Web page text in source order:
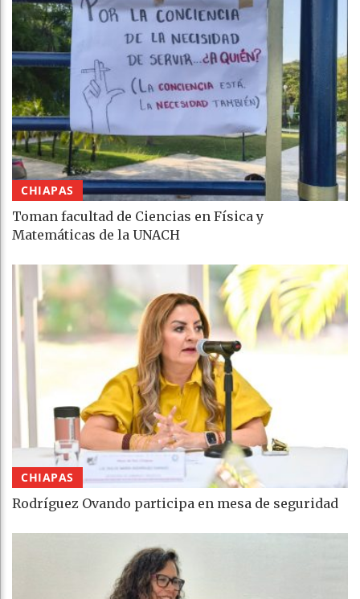
CHIAPAS
Toman facultad de Ciencias en Física y
Matemáticas de la UNACH
CHIAPAS
Rodríguez Ovando participa en mesa de seguridad